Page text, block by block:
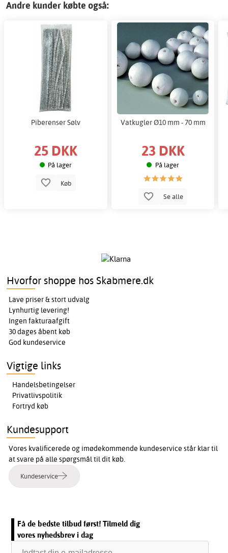
Andre kunder købte også:
Piberenser Sølv
25 DKK
På lager
Køb
Vatkugler Ø10 mm - 70 mm
23 DKK
På lager
Se alle
Hvorfor shoppe hos Skabmere.dk
Lave priser & stort udvalg
Lynhurtig levering!
Ingen fakturaafgift
30 dages åbent køb
God kundeservice
Vigtige links
Handelsbetingelser
Privatlivspolitik
Fortryd køb
Kundesupport
Vores kvalificerede og imødekommende kundeservice står klar til
at svare på alle spørgsmål til dit køb.
Kundeservice
Få de bedste tilbud først! Tilmeld dig
vores nyhedsbrev i dag